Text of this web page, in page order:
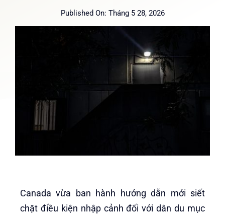
Hướng dẫn
Hướng dẫn
Published On: Tháng 5 28, 2026
Canada vừa ban hành hướng dẫn mới siết
chặt điều kiện nhập cảnh đối với dân du mục